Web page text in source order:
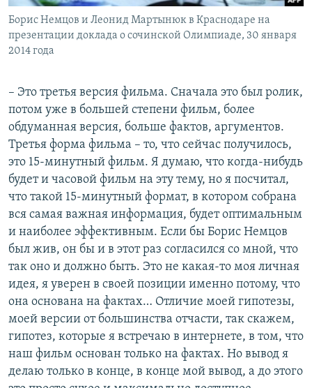
Борис Немцов и Леонид Мартынюк в Краснодаре на
презентации доклада о сочинской Олимпиаде, 30 января
2014 года
– Это третья версия фильма. Сначала это был ролик,
потом уже в большей степени фильм, более
обдуманная версия, больше фактов, аргументов.
Третья форма фильма – то, что сейчас получилось,
это 15-минутный фильм. Я думаю, что когда-нибудь
будет и часовой фильм на эту тему, но я посчитал,
что такой 15-минутный формат, в котором собрана
вся самая важная информация, будет оптимальным
и наиболее эффективным. Если бы Борис Немцов
был жив, он бы и в этот раз согласился со мной, что
так оно и должно быть. Это не какая-то моя личная
идея, я уверен в своей позиции именно потому, что
она основана на фактах… Отличие моей гипотезы,
моей версии от большинства отчасти, так скажем,
гипотез, которые я встречаю в интернете, в том, что
наш фильм основан только на фактах. Но вывод я
делаю только в конце, в конце мой вывод, а до этого